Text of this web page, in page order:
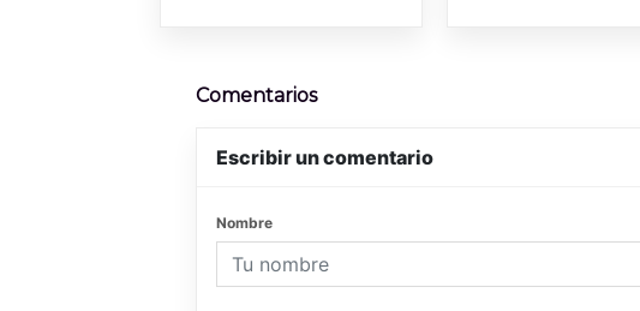
Comentarios
Escribir un comentario
Nombre